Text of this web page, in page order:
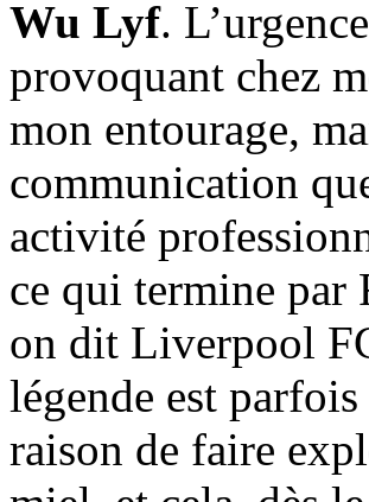
Wu Lyf.
provoquant chez
mon entourage,
communication
activité
ce qui termine par
on dit Liverpool
légende est
raison de faire